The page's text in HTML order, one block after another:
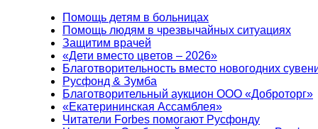
Помощь детям в больницах
Помощь людям в чрезвычайных ситуациях
Защитим врачей
«Дети вместо цветов – 2026»
Благотворительность вместо новогодних
Русфонд & Зумба
Благотворительный аукцион ООО «Доброторг»
«Екатерининская Ассамблея»
Читатели Forbes помогают Русфонду